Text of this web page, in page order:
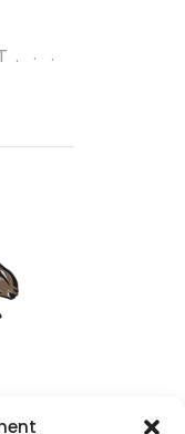
. . .